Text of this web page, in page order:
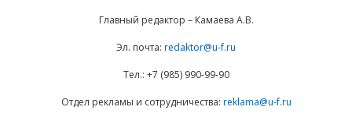
Главный редактор – Камаева А.В.
Эл. почта: redaktor@u-f.ru
Тел.: +7 (985) 990-99-90
Отдел рекламы и сотрудничества: reklama@u-f.ru